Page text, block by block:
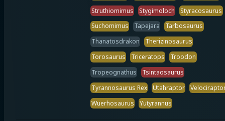
Struthiomimus
Stygimoloch
Styracosaurus
Suchomimus
Tapejara
Tarbosaurus
Thanatosdrakon
Therizinosaurus
Torosaurus
Triceratops
Troodon
Tropeognathus
Tsintaosaurus
Tyrannosaurus Rex
Utahraptor
Wuerhosaurus
Yutyrannus